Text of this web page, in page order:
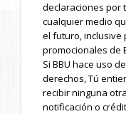
declaraciones por
cualquier medio
el futuro, inclusive
promocionales de
Si BBU hace uso
derechos, Tú
recibir ninguna
notificación o